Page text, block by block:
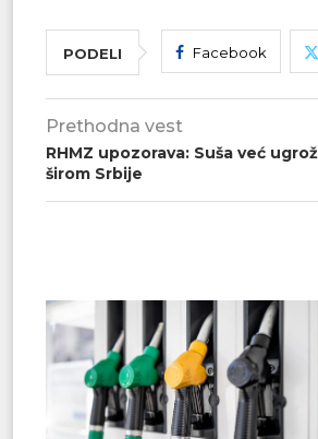
PODELI Facebook
Prethodna vest
RHMZ upozorava: Suša već
širom Srbije